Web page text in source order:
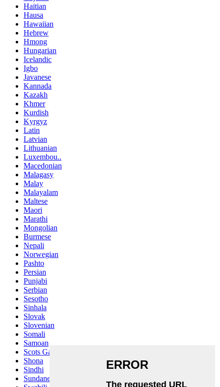
Haitian
Hausa
Hawaiian
Hebrew
Hmong
Hungarian
Icelandic
Igbo
Javanese
Kannada
Kazakh
Khmer
Kurdish
Kyrgyz
Latin
Latvian
Lithuanian
Luxembou..
Macedonian
Malagasy
Malay
Malayalam
Maltese
Maori
Marathi
Mongolian
Burmese
Nepali
Norwegian
Pashto
Persian
Punjabi
Serbian
Sesotho
Sinhala
Slovak
Slovenian
Somali
Samoan
Scots Gaelic
Shona
Sindhi
Sundanese